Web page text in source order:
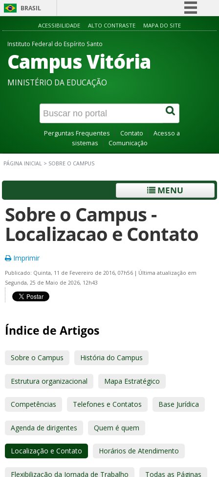
BRASIL
Simplifique!
Acesso à informação
Canais
ACESSIBILIDADE ALTO CONTRASTE MAPA DO SITE
Instituto Federal do Espírito Santo
Campus Vitória
MINISTÉRIO DA EDUCAÇÃO
Perguntas Frequentes Contato
Acesso a
sistemas
Comunicação
PÁGINA INICIAL > SOBRE O CAMPUS
MENU
Sobre o Campus -
Localizacao e Contato
Imprimir
Publicado: Quinta, 11 de Fevereiro de 2016, 07h56 | Última atualização em
Segunda, 25 de Maio de 2026, 12h43
Índice de Artigos
Sobre o Campus História do Campus
Estrutura organizacional Mapa Estratégico
Competências Telefones e Contatos Base Jurídica
Agenda de dirigentes Quem é quem
Localização e Contato Horários de Atendimento
Flexibilização da Jornada de Trabalho Todas as Páginas